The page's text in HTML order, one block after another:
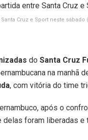
Cruz e Sport neste sábado
do Santa Cruz
na manhã
, com vitória do time
após o
delas foram liberadas